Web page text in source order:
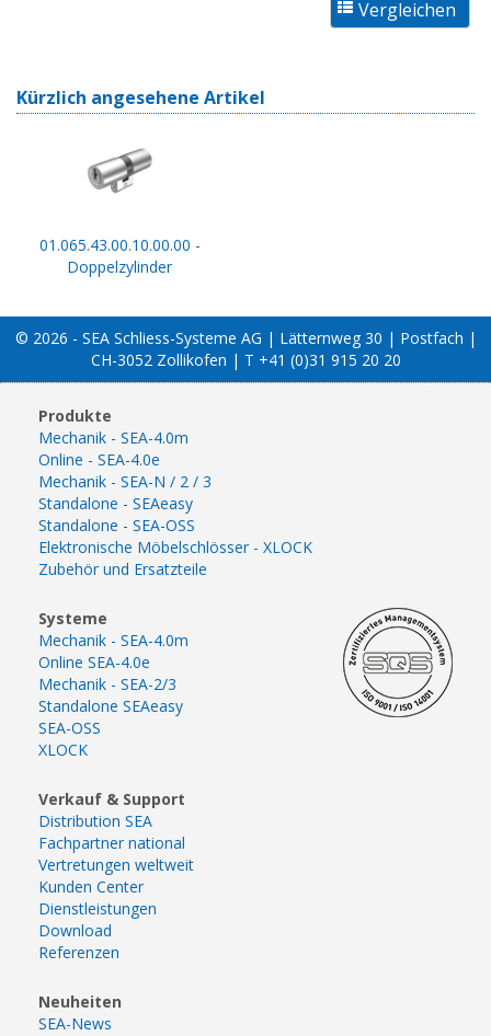
Kürzlich angesehene Artikel
01.065.43.00.10.00.00 -
Doppelzylinder
© 2026 - SEA Schliess-Systeme AG | Lätternweg 30 | Postfach |
CH-3052 Zollikofen | T +41 (0)31 915 20 20
Produkte
Mechanik - SEA-4.0m
Online - SEA-4.0e
Mechanik - SEA-N / 2 / 3
Standalone - SEAeasy
Standalone - SEA-OSS
Elektronische Möbelschlösser - XLOCK
Zubehör und Ersatzteile
Systeme
Mechanik - SEA-4.0m
Online SEA-4.0e
Mechanik - SEA-2/3
Standalone SEAeasy
SEA-OSS
XLOCK
Verkauf & Support
Distribution SEA
Fachpartner national
Vertretungen weltweit
Kunden Center
Dienstleistungen
Download
Referenzen
Neuheiten
SEA-News